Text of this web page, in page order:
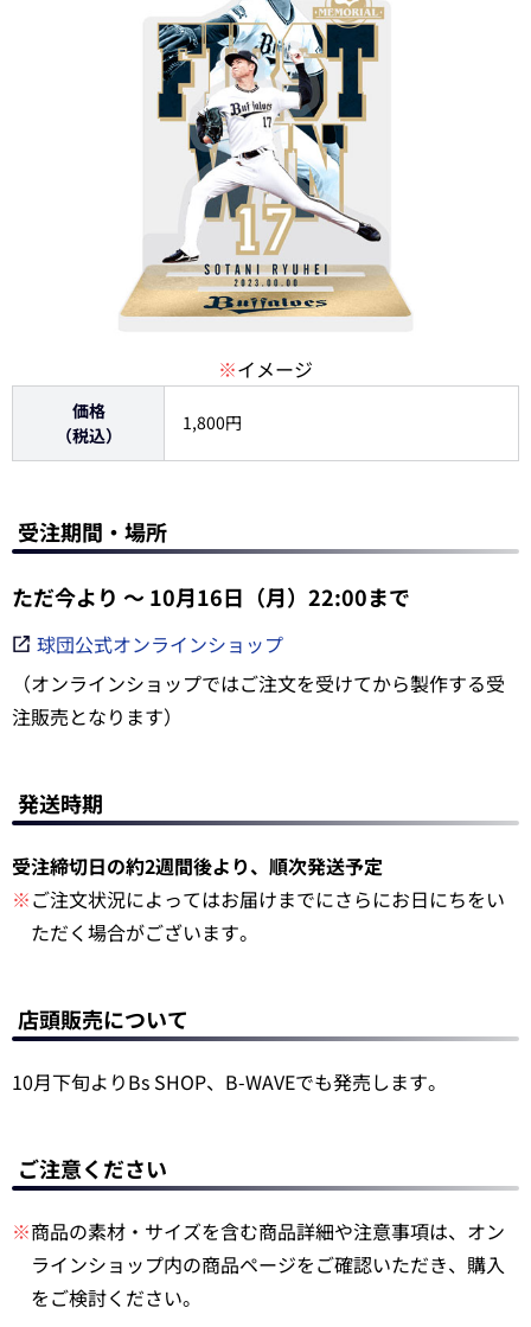
※イメージ
価格
（税込）
1,800円
受注期間・場所
ただ今より ～ 10月16日（月）22:00まで
球団公式オンラインショップ
（オンラインショップではご注文を受けてから製作する受
注販売となります）
発送時期
受注締切日の約2週間後より、順次発送予定
※ご注文状況によってはお届けまでにさらにお日にちをい
ただく場合がございます。
店頭販売について
10月下旬よりBs SHOP、B-WAVEでも発売します。
ご注意ください
※商品の素材・サイズを含む商品詳細や注意事項は、オン
ラインショップ内の商品ページをご確認いただき、購入
をご検討ください。